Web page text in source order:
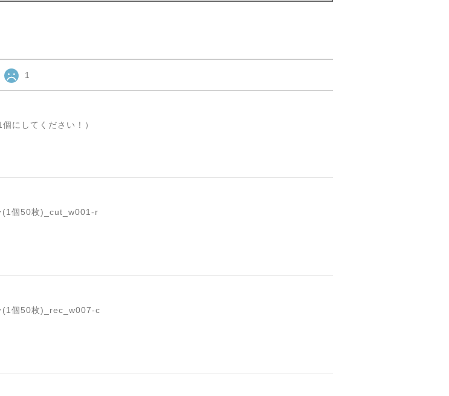
1
にしてください！）
(1個50枚)_cut_w001-r
(1個50枚)_rec_w007-c